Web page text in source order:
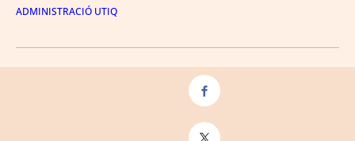
ADMINISTRACIÓ UTIQ